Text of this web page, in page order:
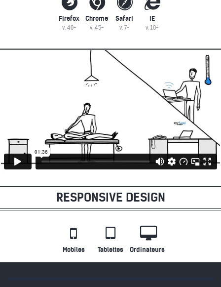
Firefox
v. 40+
Chrome
v. 45+
Safari
v. 7+
IE
v. 10+
RESPONSIVE DESIGN
Mobiles Tablettes Ordinateurs